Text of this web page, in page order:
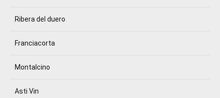
Ribera del duero
Franciacorta
Montalcino
Asti Vin